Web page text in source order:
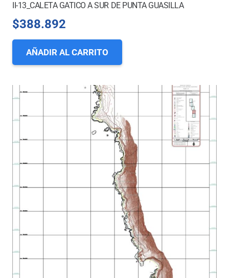
II-13_CALETA GATICO A SUR DE PUNTA GUASILLA
$388.892
AÑADIR AL CARRITO